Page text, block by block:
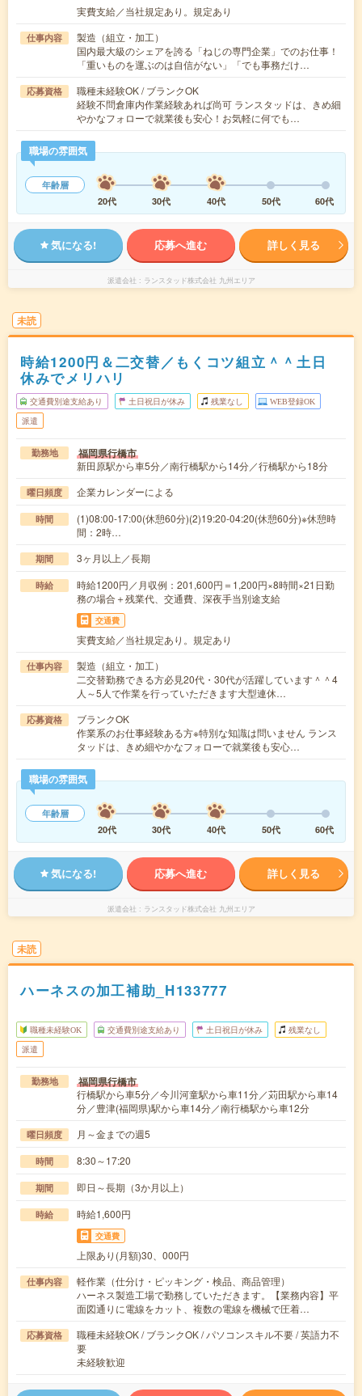
実費支給／当社規定あり。規定あり
仕事内容
製造（組立・加工）
国内最大級のシェアを誇る「ねじの専門企業」でのお仕事！
「重いものを運ぶのは自信がない」「でも事務だけ…
応募資格
職種未経験OK / ブランクOK
経験不問倉庫内作業経験あれば尚可 ランスタッドは、きめ細
やかなフォローで就業後も安心！お気軽に何でも…
職場の雰囲気
年齢層
20代
30代 40代 50代 60代
気になる! 応募へ進む 詳しく見る
派遣会社 ランスタッド株式会社 九州エリア
未読
時給1200円＆二交替／もくコツ組立＾＾土日
休みでメリハリ
交通費別途支給あり 土日祝日が休み 残業なし WEB登録OK
派遣
勤務地 福岡県行橋市
新田原駅から車5分／南行橋駅から14分／行橋駅から18分
曜日頻度 企業カレンダーによる
時間
(1)08:00-17:00(休憩60分)(2)19:20-04:20(休憩60分)※休憩時
間：2時…
期間 3ヶ月以上／長期
時給
時給1200円／月収例：201,600円＝1,200円×8時間×21日勤
務の場合＋残業代、交通費、深夜手当別途支給
交通費
実費支給／当社規定あり。規定あり
仕事内容
製造（組立・加工）
二交替勤務できる方必見20代・30代が活躍しています＾＾4
人～5人で作業を行っていただきます大型連休…
応募資格
ブランクOK
作業系のお仕事経験ある方※特別な知識は問いません ランス
タッドは、きめ細やかなフォローで就業後も安心…
職場の雰囲気
年齢層
20代
30代 40代 50代 60代
気になる! 応募へ進む 詳しく見る
派遣会社 ランスタッド株式会社 九州エリア
未読
ハーネスの加工補助_H133777
職種未経験OK 交通費別途支給あり 土日祝日が休み 残業なし
派遣
勤務地 福岡県行橋市
行橋駅から車5分／今川河童駅から車11分／苅田駅から車14
分／豊津(福岡県)駅から車14分／南行橋駅から車12分
曜日頻度 月～金までの週5
時間 8:30～17:20
期間 即日～長期（3か月以上）
時給 時給1,600円
交通費
上限あり(月額)30、000円
仕事内容
軽作業（仕分け・ピッキング・検品、商品管理）
ハーネス製造工場で勤務していただきます。【業務内容】平
面図通りに電線をカット、複数の電線を機械で圧着…
応募資格
職種未経験OK / ブランクOK / パソコンスキル不要 / 英語力不
要
未経験歓迎